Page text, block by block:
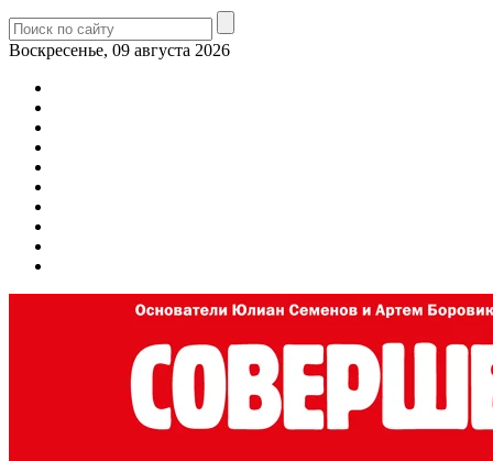
Воскресенье, 09 августа 2026